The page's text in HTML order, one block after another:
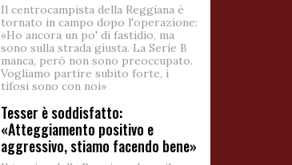
Il centrocampista della Reggiana è
tornato in campo dopo l'operazione:
«Ho ancora un po' di fastidio, ma
sono sulla strada giusta. La Serie B
manca, però non sono preoccupato.
Vogliamo partire subito forte, i
tifosi sono con noi»
Tesser è soddisfatto:
«Atteggiamento positivo e
aggressivo, stiamo facendo bene»